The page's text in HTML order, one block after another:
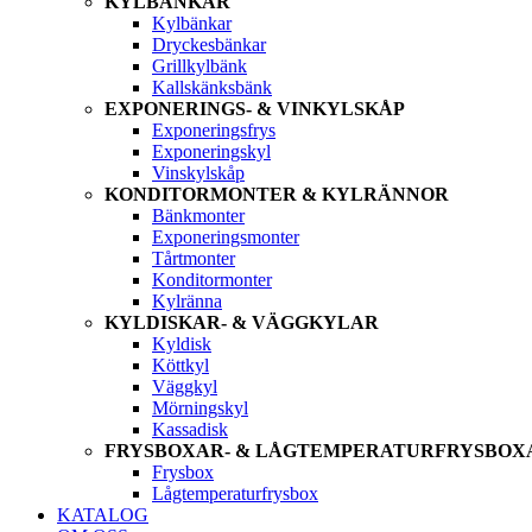
Kylbänkar
Dryckesbänkar
Grillkylbänk
Kallskänksbänk
EXPONERINGS- & VINKYLSKÅP
Exponeringsfrys
Exponeringskyl
Vinskylskåp
KONDITORMONTER & KYLRÄNNOR
Bänkmonter
Exponeringsmonter
Tårtmonter
Konditormonter
Kylränna
KYLDISKAR- & VÄGGKYLAR
Kyldisk
Köttkyl
Väggkyl
Mörningskyl
Kassadisk
FRYSBOXAR- &
Frysbox
Lågtemperaturfrysbox
KATALOG